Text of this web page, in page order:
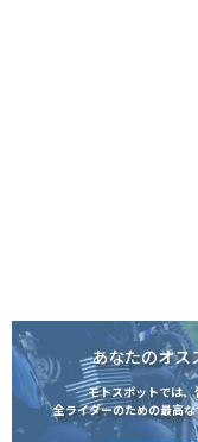
あなたのオス
モトスポットでは
全ライダーのための最高